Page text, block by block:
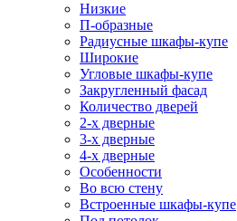
Низкие
П-образные
Радиусные шкафы-купе
Широкие
Угловые шкафы-купе
Закругленный фасад
Количество дверей
2-х дверные
3-х дверные
4-х дверные
Особенности
Во всю стену
Встроенные шкафы-купе